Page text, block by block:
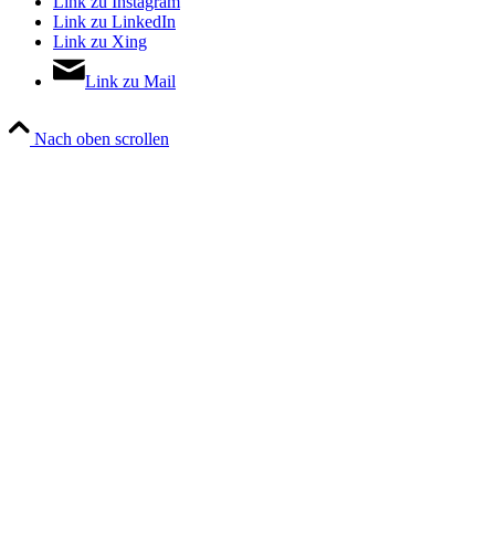
Link zu LinkedIn
Link zu Xing
Link zu Mail
Nach oben scrollen